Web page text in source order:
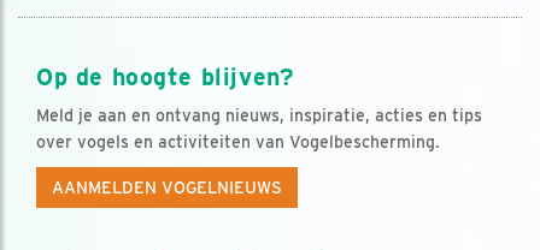
Op de hoogte blijven?
Meld je aan en ontvang nieuws, inspiratie, acties en tips
over vogels en activiteiten van Vogelbescherming.
AANMELDEN VOGELNIEUWS